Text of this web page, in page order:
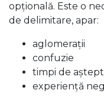
opțională. Este o
de delimitare, apar:
aglomerații
confuzie
timpi de
experiență